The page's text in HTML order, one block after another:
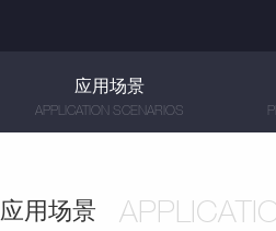
应用场景
APPLICATION SCENARIOS
应用场景